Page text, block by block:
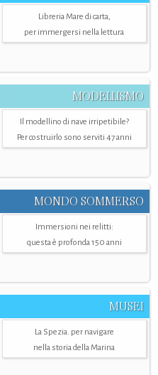
Libreria Mare di carta,
per immergersi nella lettura
MODELLISMO
Il modellino di nave irripetibile?
Per costruirlo sono serviti 47 anni
MONDO SOMMERSO
Immersioni nei relitti:
questa è profonda 150 anni
MUSEI
La Spezia. per navigare
nella storia della Marina